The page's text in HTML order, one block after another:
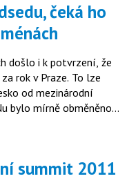
došlo i k potvrzení, že
rok v Praze. To lze
od mezinárodní
bylo mírně obměněno.
summit 2011